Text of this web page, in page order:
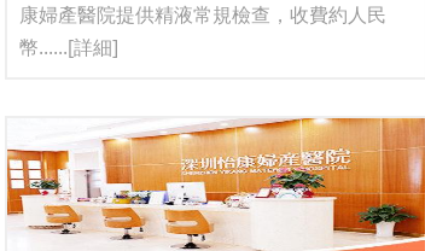
康婦產醫院提供精液常規檢查，收費約人民
幣......[詳細]